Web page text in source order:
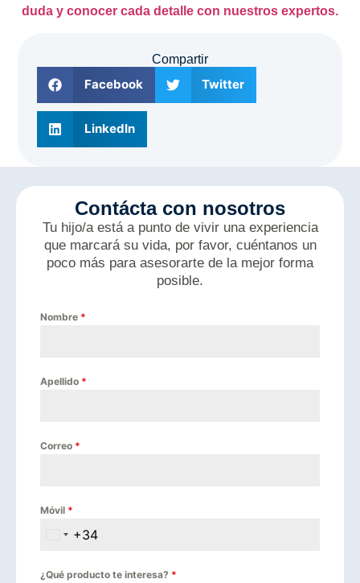
duda y conocer cada detalle con nuestros expertos.
Compartir
Facebook Twitter
LinkedIn
Contácta con nosotros
Tu hijo/a está a punto de vivir una experiencia
que marcará su vida, por favor, cuéntanos un
poco más para asesorarte de la mejor forma
posible.
Nombre *
Apellido *
Correo *
Móvil *
Spain +34
+34
¿Qué producto te interesa? *